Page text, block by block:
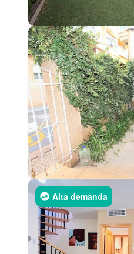
Alta demanda